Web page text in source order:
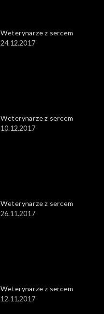
Weterynarze z sercem
24.12.2017
Weterynarze z sercem
10.12.2017
Weterynarze z sercem
26.11.2017
Weterynarze z sercem
12.11.2017